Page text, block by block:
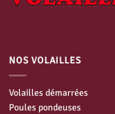
NOS VOLAILLES
Volailles démarrées
Poules pondeuses